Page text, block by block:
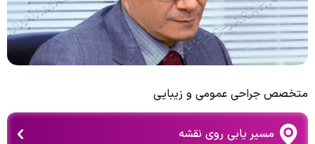
متخصص جراحی عمومی و زیبایی
مسیر یابی روی نقشه